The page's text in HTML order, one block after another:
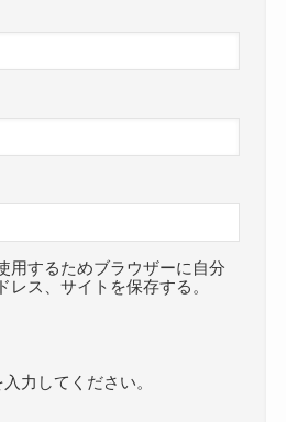
用するためブラウザーに自分
レス、サイトを保存する。
力してください。